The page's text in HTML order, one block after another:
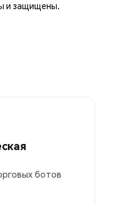
и защищены.
ботов